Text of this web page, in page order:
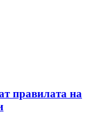
правилата на